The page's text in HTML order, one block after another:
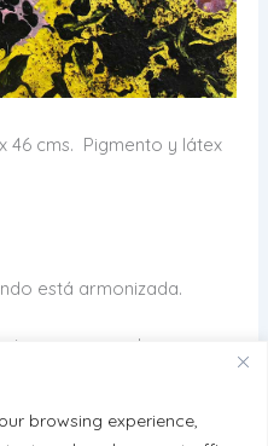
browsing experience,
46 cms. Pigmento y látex
está armonizada.
procurando una